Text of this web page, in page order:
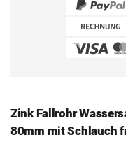
Zink Fallrohr
80mm mit Schlauch